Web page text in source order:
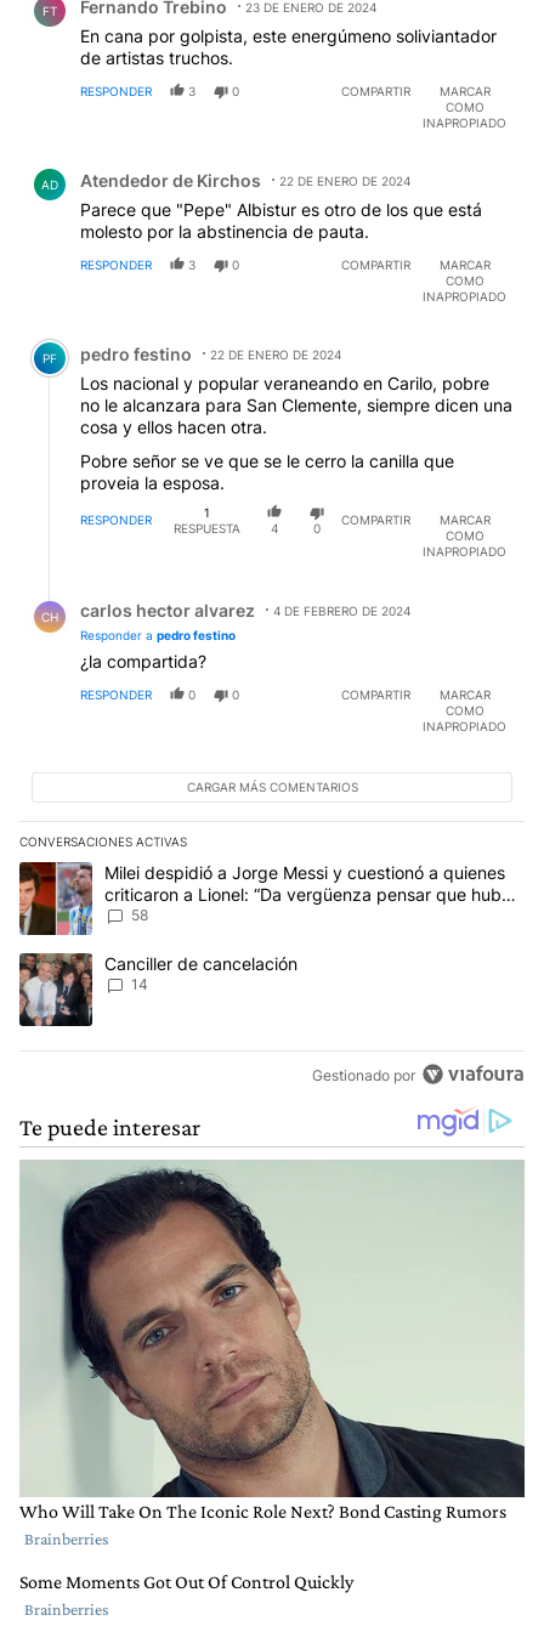
FT Fernando Trebino 23 DE ENERO DE 2024
En cana por golpista, este energúmeno soliviantador
de artistas truchos.
RESPONDER 3 0 COMPARTIR
MARCAR
COMO
INAPROPIADO
AD Atendedor de Kirchos 22 DE ENERO DE 2024
Parece que "Pepe" Albistur es otro de los que está
molesto por la abstinencia de pauta.
RESPONDER 3 0 COMPARTIR
MARCAR
COMO
INAPROPIADO
Comentario de pedro festino.
PF pedro festino 22 DE ENERO DE 2024
Los nacional y popular veraneando en Carilo, pobre
no le alcanzara para San Clemente, siempre dicen una
cosa y ellos hacen otra.
Pobre señor se ve que se le cerro la canilla que
proveia la esposa.
RESPONDER
1
RESPUESTA
4 0
COMPARTIR
MARCAR
COMO
INAPROPIADO
CH carlos hector alvarez
4 DE FEBRERO DE 2024
Responder a pedro festino
¿la compartida?
RESPONDER 0 0 COMPARTIR
MARCAR
COMO
INAPROPIADO
CARGAR MÁS COMENTARIOS
CONVERSACIONES ACTIVAS
Este listado muestra los artículos con más comentarios en los
Un artículo de tendencia con el título "Milei despidió a Jorge
Milei despidió a Jorge Messi y cuestionó a quienes
criticaron a Lionel: “Da vergüenza pensar que hubo
anti-Messi”
58
Un artículo de tendencia con el título "Canciller de cancelación"
Canciller de cancelación
14
Gestionado por